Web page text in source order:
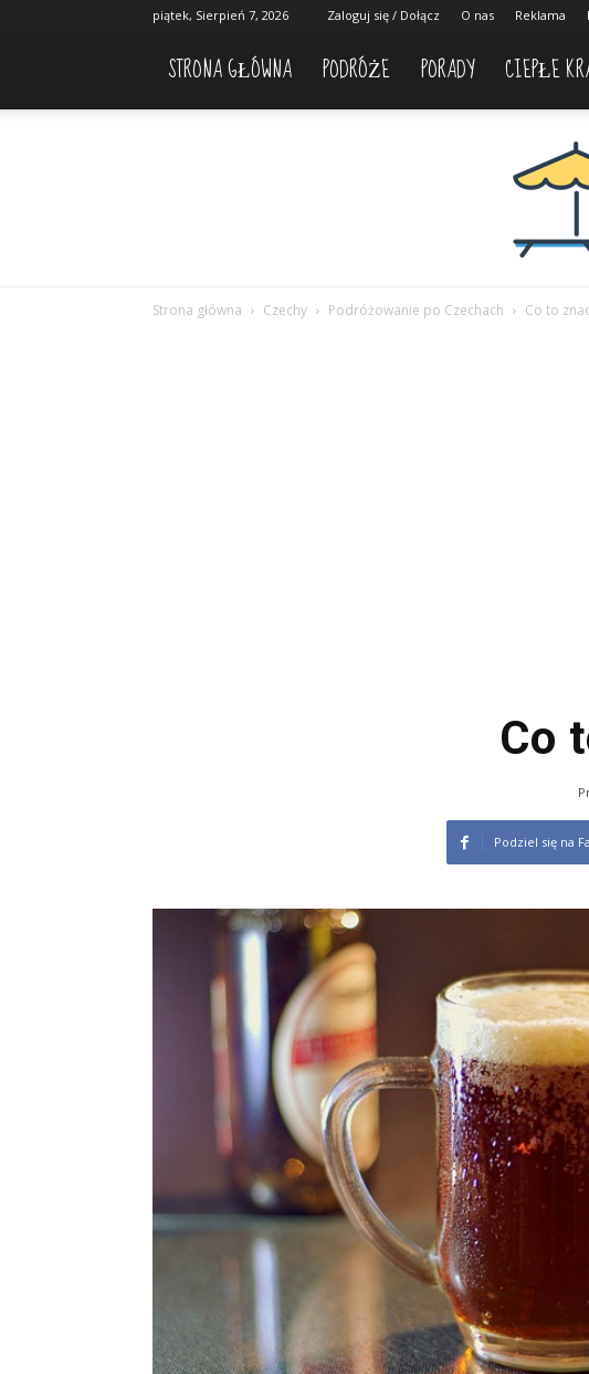
piątek, Sierpień 7, 2026 Zaloguj się / Dołącz O nas Reklama
STRONA GŁÓWNA PODRÓŻE PORADY CIEPŁE
Strona główna Czechy Podróżowanie po Czechach Co to
Co
Podziel się na